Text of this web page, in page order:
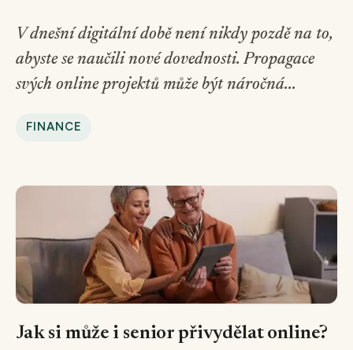
V dnešní digitální době není nikdy pozdě na to,
abyste se naučili nové dovednosti. Propagace
svých online projektů může být náročná...
FINANCE
Jak si může i senior přivydělat online?